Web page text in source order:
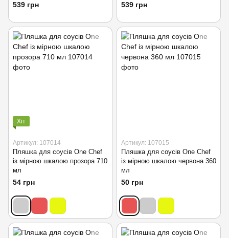
539 грн 539 грн
Хіт
Артикул: 107014
Пляшка для соусів One Chef
із мірною шкалою прозора 710
мл
54 грн
Артикул: 107015
Пляшка для соусів One Chef
із мірною шкалою червона 360
мл
50 грн